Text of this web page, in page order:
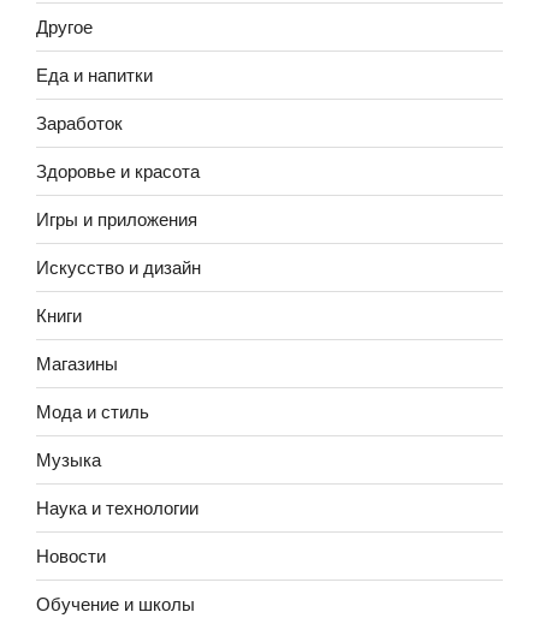
Другое
Еда и напитки
Заработок
Здоровье и красота
Игры и приложения
Искусство и дизайн
Книги
Магазины
Мода и стиль
Музыка
Наука и технологии
Новости
Обучение и школы